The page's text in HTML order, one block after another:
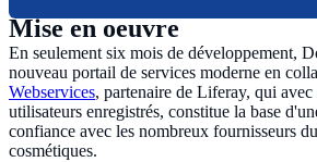
Mise en oeuvre
En seulement six mois de développement,
nouveau portail de services moderne en
Webservices, partenaire de Liferay, qui
utilisateurs enregistrés, constitue la base
confiance avec les nombreux fournisseurs
cosmétiques.